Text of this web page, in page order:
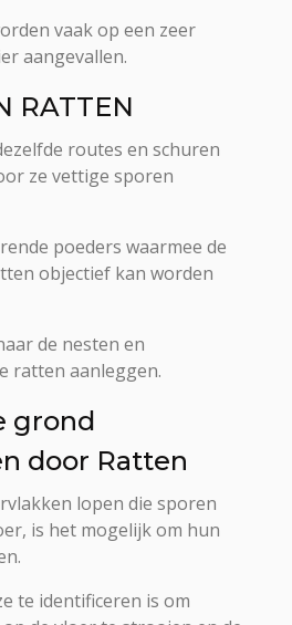
vaak op een zeer
aangevallen.
RATTEN
routes en schuren
ze vettige sporen
poeders waarmee de
objectief kan worden
de nesten en
ratten aanleggen.
grond
door Ratten
lopen die sporen
is het mogelijk om hun
te identificeren is om